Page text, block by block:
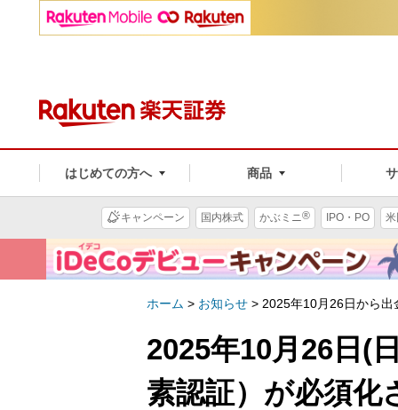
はじめての方へ 商品
キャンペーン 国内株式 かぶミニ® IPO・PO
ホーム > お知らせ > 2025年10月26日から
2025年10月26日(
素認証）が必須化